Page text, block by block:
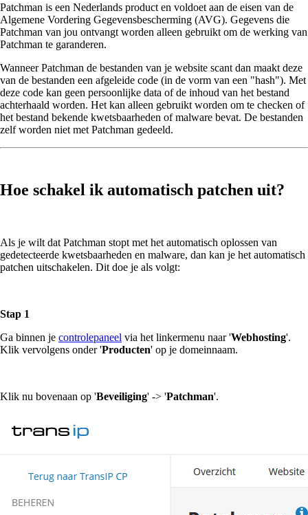
Patchman is een Nederlands product en voldoet aan de eisen van de
Algemene Vordering Gegevensbescherming (AVG). Gegevens die
Patchman van jou ontvangt worden alleen gebruikt om de werking van
Patchman te garanderen.
Wanneer Patchman de bestanden van je website scant dan maakt deze
van de bestanden een afgeleide code (in de vorm van een "hash"). Met
deze code kan geen persoonlijke data of de inhoud van het bestand
achterhaald worden. Het kan alleen gebruikt worden om te checken of
het bestand bekende kwetsbaarheden of malware bevat. De bestanden
zelf worden niet met Patchman gedeeld.
Hoe schakel ik automatisch patchen uit?
Als je wilt dat Patchman stopt met het automatisch oplossen van
gedetecteerde kwetsbaarheden en malware, dan kan je het automatisch
patchen uitschakelen. Dit doe je als volgt:
Stap 1
Ga binnen je controlepaneel via het linkermenu naar 'Webhosting'.
Klik vervolgens onder 'Producten' op je domeinnaam.
Klik nu bovenaan op 'Beveiliging' -> 'Patchman'.